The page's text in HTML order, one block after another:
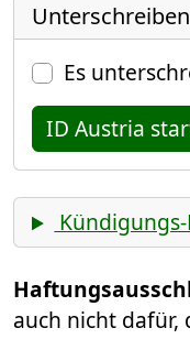
Es
ID Austria
auch nicht dafür,